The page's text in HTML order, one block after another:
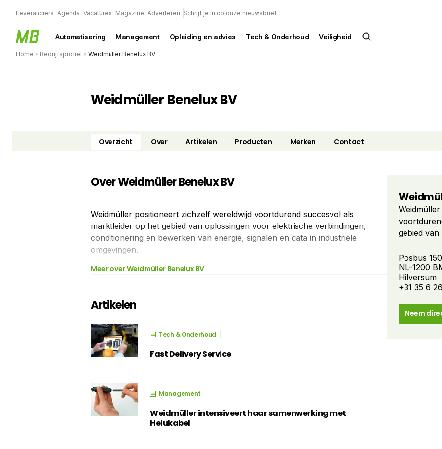
Leveranciers Agenda Vacatures Magazine Adverteren Schrijf je in op onze nieuwsbrief
Automatisering Management Opleiding en advies Tech & Onderhoud Veiligheid
Home » Bedrijfsprofiel » Weidmüller Benelux BV
Weidmüller Benelux BV
Overzicht Over Artikelen Producten Merken Contact
Over Weidmüller Benelux BV
Weidmüller positioneert zichzelf wereldwijd voortdurend succesvol als
marktleider op het gebied van oplossingen voor elektrische verbindingen,
conditionering en bewerken van energie, signalen en data in industriële
omgevingen.
Meer over Weidmüller Benelux BV
Artikelen
Tech & Onderhoud
Fast Delivery Service
Management
Weidmüller intensiveert haar samenwerking met
Helukabel
gebied
energie,
Posbus
NL-1200
Hilversum
+31 35 6
Neem